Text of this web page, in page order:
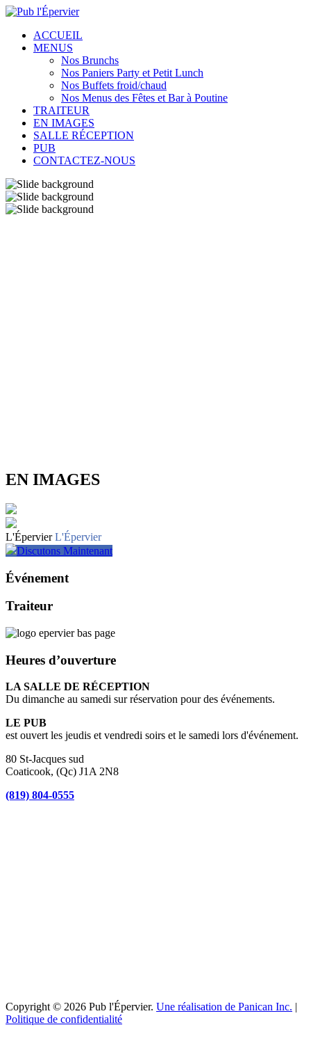
ACCUEIL
MENUS
Nos Brunchs
Nos Paniers Party et Petit Lunch
Nos Buffets froid/chaud
Nos Menus des Fêtes et Bar à Poutine
TRAITEUR
EN IMAGES
SALLE RÉCEPTION
PUB
CONTACTEZ-NOUS
EN IMAGES
L'Épervier L'Épervier
Discutons Maintenant
Événement
Traiteur
Heures d’ouverture
LA SALLE DE RÉCEPTION
Du dimanche au samedi sur réservation pour des événements.
LE PUB
est ouvert les jeudis et vendredi soirs et le samedi lors d'événement.
80 St-Jacques sud
Coaticook, (Qc) J1A 2N8
(819) 804-0555
Copyright © 2026 Pub l'Épervier. Une réalisation de Panican Inc. |
Politique de confidentialité